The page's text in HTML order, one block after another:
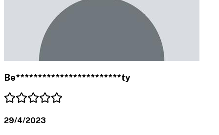
Be************************ty
29/4/2023